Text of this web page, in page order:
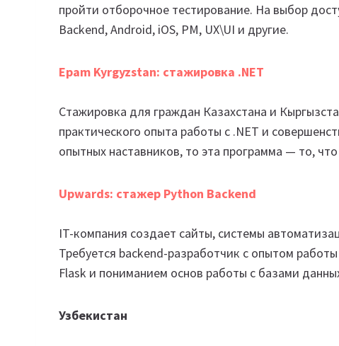
пройти отборочное тестирование. На выбор
Backend, Android, iOS, PM, UX\UI и другие.
Epam Kyrgyzstan: стажировка .NET
Стажировка для граждан Казахстана и
практического опыта работы с .NET и
опытных наставников, то эта программа — то,
Upwards: стажер Python Backend
IT-компания создает сайты, системы
Требуется backend-разработчик с опытом
Flask и пониманием основ работы с базами
Узбекистан